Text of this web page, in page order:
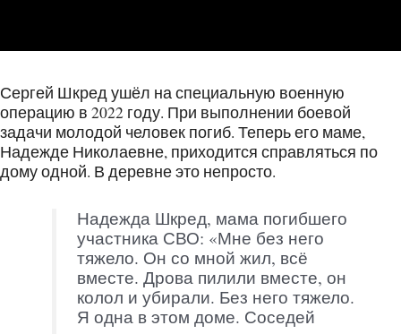
Сергей Шкред ушёл на специальную военную
операцию в 2022 году. При выполнении боевой
задачи молодой человек погиб. Теперь его маме,
Надежде Николаевне, приходится справляться по
дому одной. В деревне это непросто.
Надежда Шкред, мама погибшего
участника СВО: «Мне без него
тяжело. Он со мной жил, всё
вместе. Дрова пилили вместе, он
колол и убирали. Без него тяжело.
Я одна в этом доме. Соседей